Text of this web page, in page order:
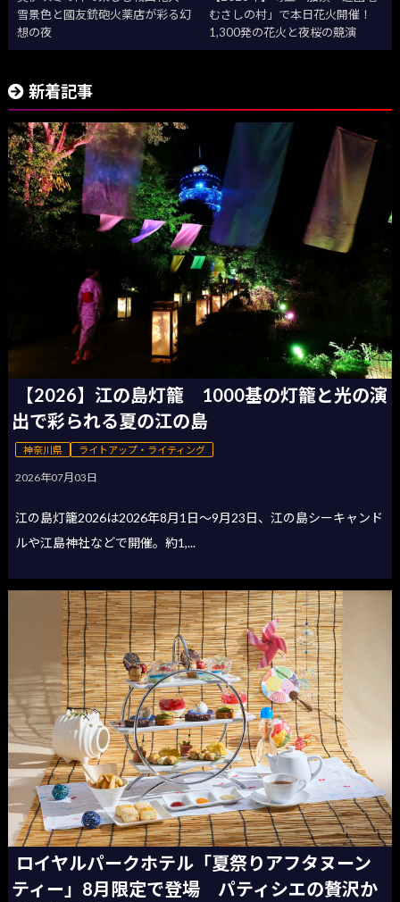
雪景色と國友銃砲火薬店が彩る幻
想の夜
むさしの村」で本日花火開催！
1,300発の花火と夜桜の競演
新着記事
【2026】江の島灯籠 1000基の灯籠と光の演
出で彩られる夏の江の島
神奈川県 ライトアップ・ライティング
2026年07月03日
江の島灯籠2026は2026年8月1日〜9月23日、江の島シーキャンド
ルや江島神社などで開催。約1,...
ロイヤルパークホテル「夏祭りアフタヌーン
ティー」8月限定で登場 パティシエの贅沢か